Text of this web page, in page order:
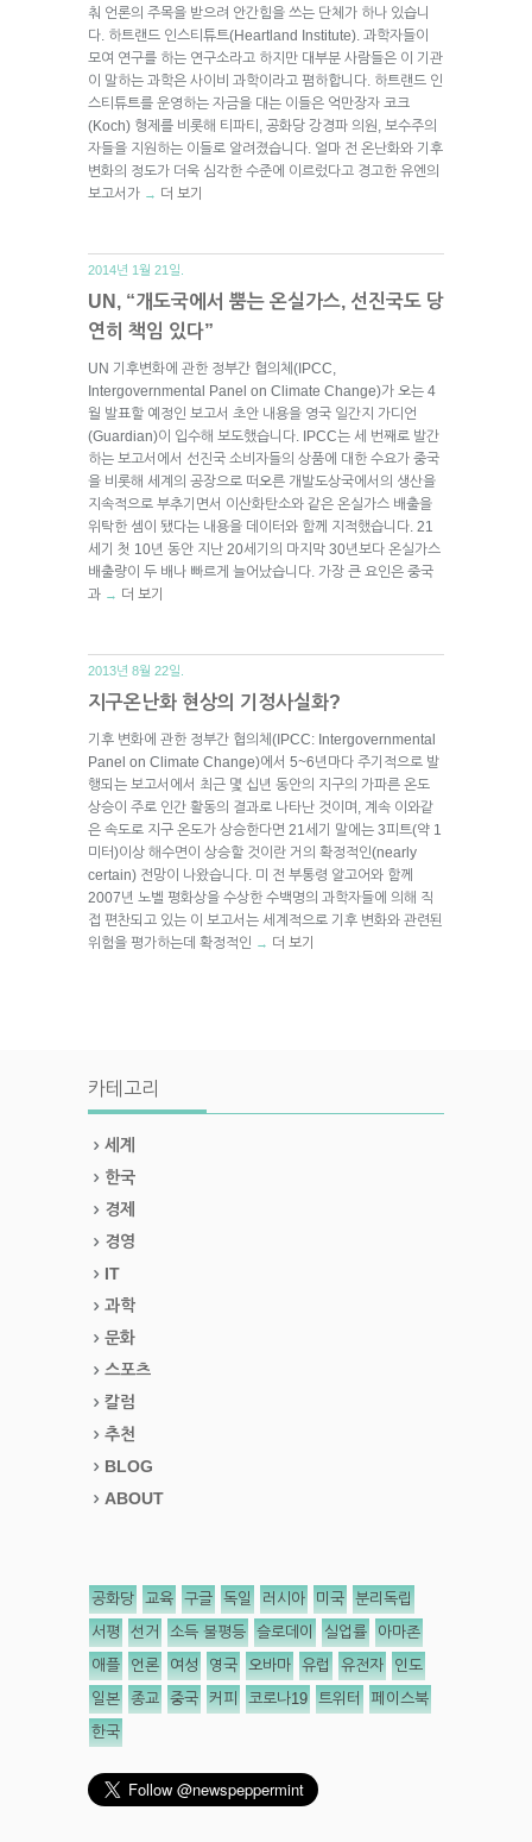
춰 언론의 주목을 받으려 안간힘을 쓰는 단체가 하나 있습니
다. 하트랜드 인스티튜트(Heartland Institute). 과학자들이
모여 연구를 하는 연구소라고 하지만 대부분 사람들은 이 기관
이 말하는 과학은 사이비 과학이라고 폄하합니다. 하트랜드 인
스티튜트를 운영하는 자금을 대는 이들은 억만장자 코크
(Koch) 형제를 비롯해 티파티, 공화당 강경파 의원, 보수주의
자들을 지원하는 이들로 알려졌습니다. 얼마 전 온난화와 기후
변화의 정도가 더욱 심각한 수준에 이르렀다고 경고한 유엔의
보고서가 → 더 보기
2014년 1월 21일.
UN, “개도국에서 뿜는 온실가스, 선진국도 당
연히 책임 있다”
UN 기후변화에 관한 정부간 협의체(IPCC,
Intergovernmental Panel on Climate Change)가 오는 4
월 발표할 예정인 보고서 초안 내용을 영국 일간지 가디언
(Guardian)이 입수해 보도했습니다. IPCC는 세 번째로 발간
하는 보고서에서 선진국 소비자들의 상품에 대한 수요가 중국
을 비롯해 세계의 공장으로 떠오른 개발도상국에서의 생산을
지속적으로 부추기면서 이산화탄소와 같은 온실가스 배출을
위탁한 셈이 됐다는 내용을 데이터와 함께 지적했습니다. 21
세기 첫 10년 동안 지난 20세기의 마지막 30년보다 온실가스
배출량이 두 배나 빠르게 늘어났습니다. 가장 큰 요인은 중국
과 → 더 보기
2013년 8월 22일.
지구온난화 현상의 기정사실화?
기후 변화에 관한 정부간 협의체(IPCC: Intergovernmental
Panel on Climate Change)에서 5~6년마다 주기적으로 발
행되는 보고서에서 최근 몇 십년 동안의 지구의 가파른 온도
상승이 주로 인간 활동의 결과로 나타난 것이며, 계속 이와같
은 속도로 지구 온도가 상승한다면 21세기 말에는 3피트(약 1
미터)이상 해수면이 상승할 것이란 거의 확정적인(nearly
certain) 전망이 나왔습니다. 미 전 부통령 알고어와 함께
2007년 노벨 평화상을 수상한 수백명의 과학자들에 의해 직
접 편찬되고 있는 이 보고서는 세계적으로 기후 변화와 관련된
위험을 평가하는데 확정적인 → 더 보기
카테고리
세계
한국
경제
경영
IT
과학
문화
스포츠
칼럼
추천
BLOG
ABOUT
공화당 교육 구글 독일 러시아 미국 분리독립
서평 선거 소득 불평등 슬로데이 실업률 아마존
애플 언론 여성 영국 오바마 유럽 유전자 인도
일본 종교 중국 커피 코로나19 트위터 페이스북
한국